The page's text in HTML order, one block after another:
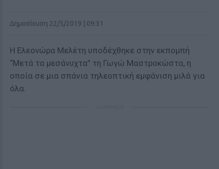
Δημοσίευση 22/5/2019 | 09:31
Η Ελεονώρα Μελέτη υποδέχθηκε στην εκπομπή
“Μετά τα μεσάνυχτα” τη Γωγώ Μαστροκώστα, η
οποία σε μια σπάνια τηλεοπτική εμφάνιση μιλά για
όλα.